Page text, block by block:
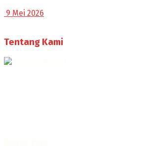
9 Mei 2026
Tentang Kami